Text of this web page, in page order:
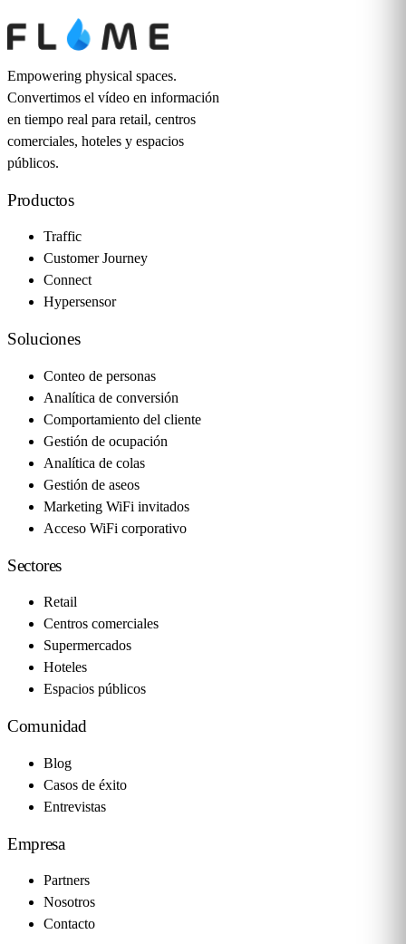
Empowering physical spaces.
Convertimos el vídeo en información
en tiempo real para retail, centros
comerciales, hoteles y espacios
públicos.
Productos
Traffic
Customer Journey
Connect
Hypersensor
Soluciones
Conteo de personas
Analítica de conversión
Comportamiento del cliente
Gestión de ocupación
Analítica de colas
Gestión de aseos
Marketing WiFi invitados
Acceso WiFi corporativo
Sectores
Retail
Centros comerciales
Supermercados
Hoteles
Espacios públicos
Comunidad
Blog
Casos de éxito
Entrevistas
Empresa
Partners
Nosotros
Contacto